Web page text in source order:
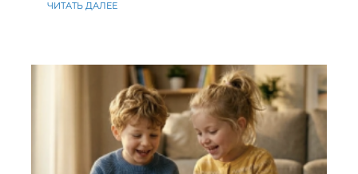
ЧИТАТЬ ДАЛЕЕ